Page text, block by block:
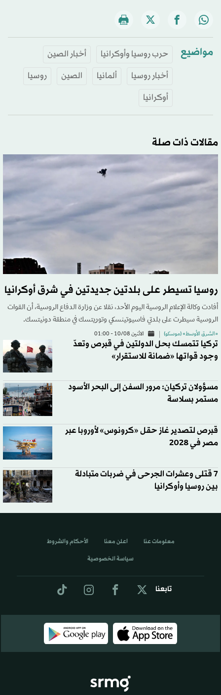
مواضيع حرب روسيا وأوكرانيا
أخبار الصين
أخبار روسيا
ألمانيا الصين
روسيا
أوكرانيا
مقالات ذات صلة
روسيا تسيطر على بلدتين جديدتين في شرق أوكرانيا
أفادت وكالة الإعلام الروسية اليوم الأحد، نقلا عن وزارة الدفاع الروسية، أن القوات
الروسية سيطرت على بلدتي فاسيوتينسكي وتوريتسك في منطقة دونيتسك.
«الشرق الأوسط» (موسكو) الاثنين 10/08 - 01:00
تركيا تتمسك بحل الدولتين في قبرص وتعدّ
وجود قواتها «ضمانة للاستقرار»
مسؤولان تركيان: مرور السفن إلى البحر الأسود
مستمر بسلاسة
قبرص لتصدير غاز حقل «كرونوس» لأوروبا عبر
مصر في 2028
7 قتلى وعشرات الجرحى في ضربات متبادلة
بين روسيا وأوكرانيا
تابعنا
معلومات عنا اعلن معنا الأحكام والشروط
سياسة الخصوصية